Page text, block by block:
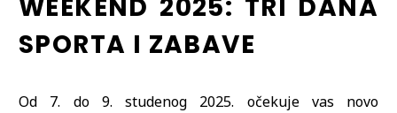
WEEKEND 2025: TRI DANA
SPORTA I ZABAVE
Od 7. do 9. studenog 2025. očekuje vas novo